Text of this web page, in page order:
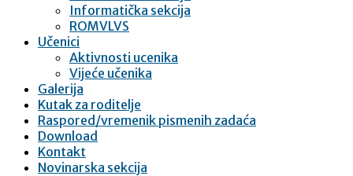
Informatička sekcija
ROMVLVS
Učenici
Aktivnosti ucenika
Vijeće učenika
Galerija
Kutak za roditelje
Raspored/vremenik pismenih zadaća
Download
Kontakt
Novinarska sekcija